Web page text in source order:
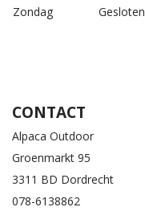
Zondag
Gesloten
CONTACT
Alpaca Outdoor
Groenmarkt 95
3311 BD Dordrecht
078-6138862